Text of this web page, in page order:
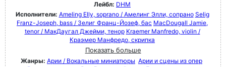
Лейбл: DHM
Исполнители: Ameling Elly, soprano / Амелинг Элли, сопрано Selig
Franz-Joseph, bass / Зелиг Франц-Йозеф, бас MacDougall Jamie,
tenor / МакДаугал Джейми, тенор Kraemer Manfredo, violin /
Краэмер Манфредо, скрипка
Показать больше
Жанры: Арии / Вокальные миниатюры Арии и сцены из опер